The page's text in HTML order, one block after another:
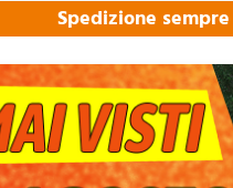
Spedizione sempre